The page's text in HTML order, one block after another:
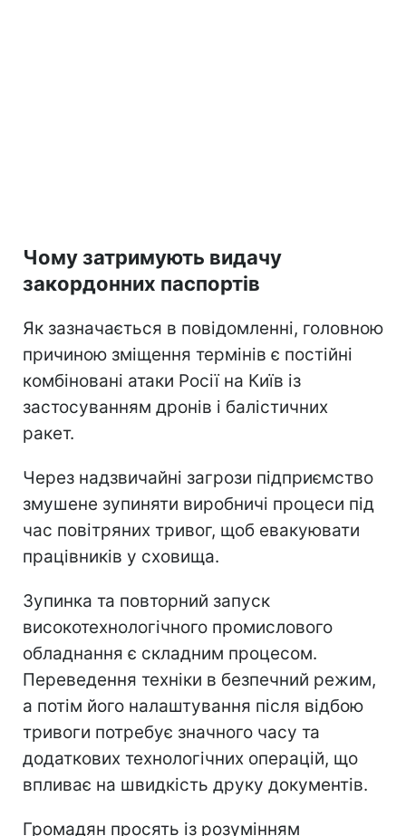
Чому затримують видачу
закордонних паспортів
Як зазначається в повідомленні, головною
причиною зміщення термінів є постійні
комбіновані атаки Росії на Київ із
застосуванням дронів і балістичних
ракет.
Через надзвичайні загрози підприємство
змушене зупиняти виробничі процеси під
час повітряних тривог, щоб евакуювати
працівників у сховища.
Зупинка та повторний запуск
високотехнологічного промислового
обладнання є складним процесом.
Переведення техніки в безпечний режим,
а потім його налаштування після відбою
тривоги потребує значного часу та
додаткових технологічних операцій, що
впливає на швидкість друку документів.
Громадян просять із розумінням